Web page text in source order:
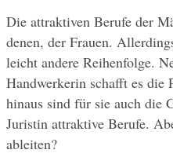
Die attraktiven Berufe der
denen, der Frauen.
leicht andere Reihenfolge.
Handwerkerin schafft es
hinaus sind für sie auch die
Juristin attraktive Berufe.
ableiten?